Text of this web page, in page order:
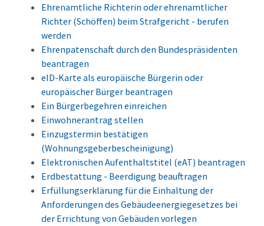
Ehrenamtliche Richterin oder ehrenamtlicher
Richter (Schöffen) beim Strafgericht - berufen
werden
Ehrenpatenschaft durch den Bundespräsidenten
beantragen
eID-Karte als europäische Bürgerin oder
europäischer Bürger beantragen
Ein Bürgerbegehren einreichen
Einwohnerantrag stellen
Einzugstermin bestätigen
(Wohnungsgeberbescheinigung)
Elektronischen Aufenthaltstitel (eAT) beantragen
Erdbestattung - Beerdigung beauftragen
Erfüllungserklärung für die Einhaltung der
Anforderungen des Gebäudeenergiegesetzes bei
der Errichtung von Gebäuden vorlegen